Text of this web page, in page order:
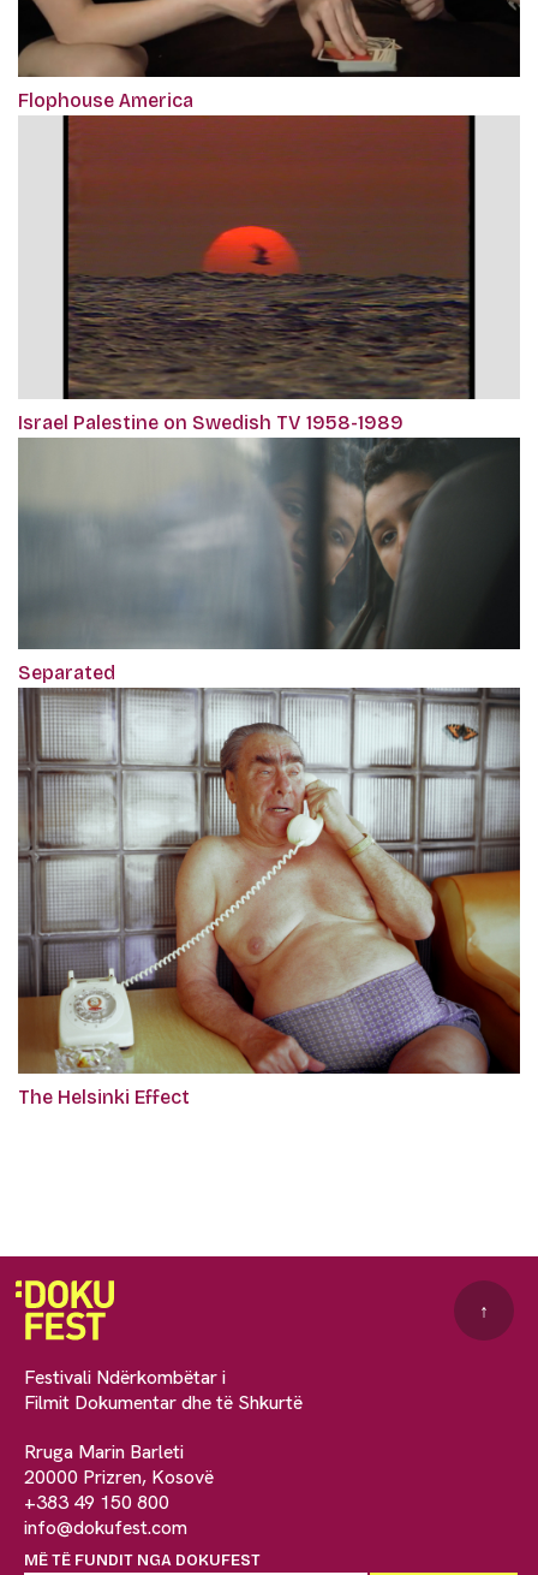
Flophouse America
Israel Palestine on Swedish TV 1958-1989
Separated
The Helsinki Effect
Festivali Ndërkombëtar i
Filmit Dokumentar dhe të Shkurtë
Rruga Marin Barleti
20000 Prizren, Kosovë
+383 49 150 800
info@dokufest.com
MË TË FUNDIT NGA DOKUFEST
↑